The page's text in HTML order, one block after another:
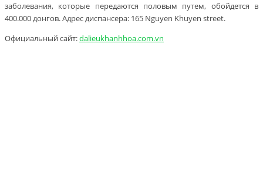
заболевания, которые передаются половым путем, обойдется в
400.000 донгов. Адрес диспансера: 165 Nguyen Khuyen street.
Официальный сайт:dalieukhanhhoa.com.vn